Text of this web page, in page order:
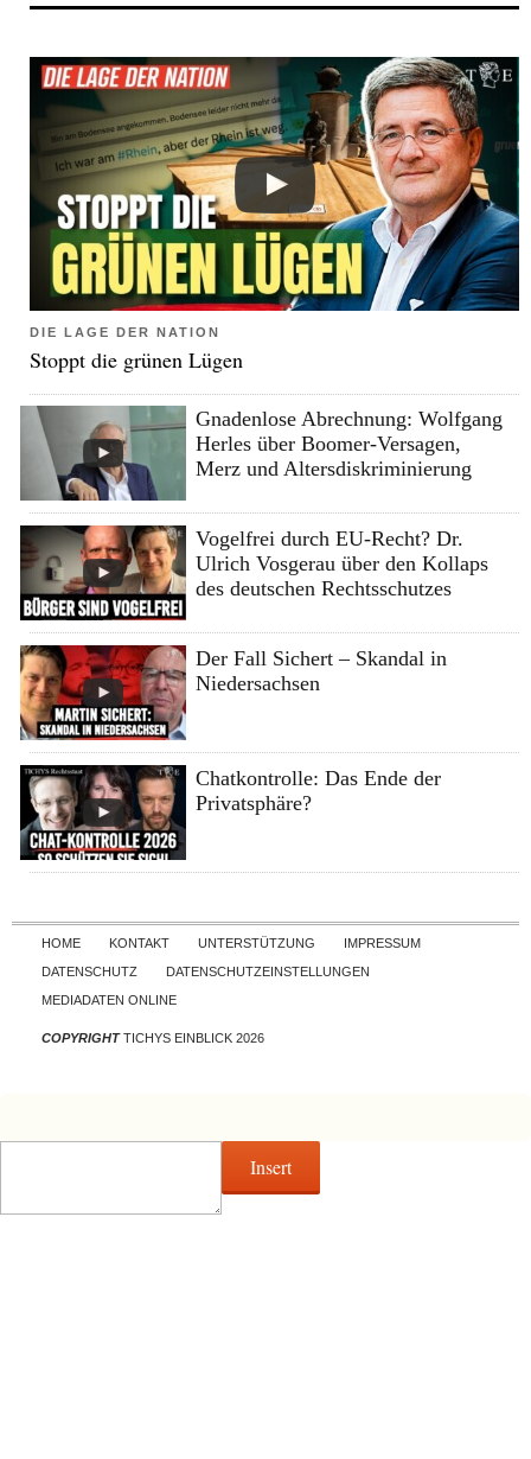
DIE LAGE DER NATION
Stoppt die grünen Lügen
Gnadenlose Abrechnung: Wolfgang
Herles über Boomer-Versagen,
Merz und Altersdiskriminierung
Vogelfrei durch EU-Recht? Dr.
Ulrich Vosgerau über den Kollaps
des deutschen Rechtsschutzes
Der Fall Sichert – Skandal in
Niedersachsen
Chatkontrolle: Das Ende der
Privatsphäre?
Skip to content
HOME KONTAKT UNTERSTÜTZUNG
IMPRESSUM
DATENSCHUTZ
DATENSCHUTZEINSTELLUNGEN
MEDIADATEN ONLINE
COPYRIGHTTICHYS EINBLICK 2026
Insert